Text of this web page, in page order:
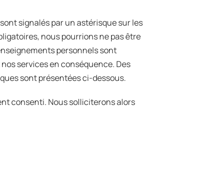
signalés par un astérisque sur les
nous pourrions ne pas être
personnels sont
services en conséquence. Des
sont présentées ci-dessous.
consenti. Nous solliciterons alors